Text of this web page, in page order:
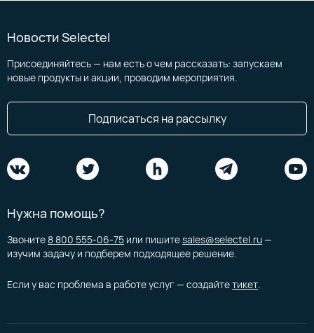
Новости Selectel
Присоединяйтесь — нам есть о чем рассказать: запускаем
новые продукты и акции, проводим мероприятия.
Подписаться на рассылку
Нужна помощь?
Звоните 8 800 555-06-75 или пишитеsales@selectel.ru—
изучим задачу и подберем подходящее решение.
Если у вас проблема в работе услуг — создайтетикет